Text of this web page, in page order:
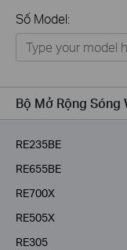
Tất Cả
Thiết Bị Mạng
Nhà Thông Minh
Giải Pháp Doanh
Dịch Vụ Viễn
Số Model:
Bộ Mở Rộng Sóng
RE235BE
RE655BE
RE700X
RE505X
RE305